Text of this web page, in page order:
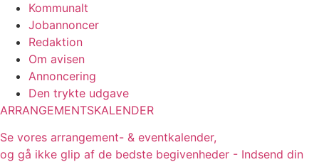
Kommunalt
Jobannoncer
Redaktion
Om avisen
Annoncering
Den trykte udgave
ARRANGEMENTSKALENDER
Se vores arrangement- & eventkalender,
og gå ikke glip af de bedste begivenheder - Indsend din